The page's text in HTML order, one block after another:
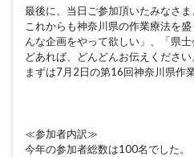
最後に、当日ご参加頂いたみなさま
これからも神奈川県の作業療法を
んな企画をやって欲しい」、「県
どあれば、どんどんお伝えくださ
まずは7月2日の第16回神奈川県作
≪参加者内訳≫
今年の参加者総数は100名でした。